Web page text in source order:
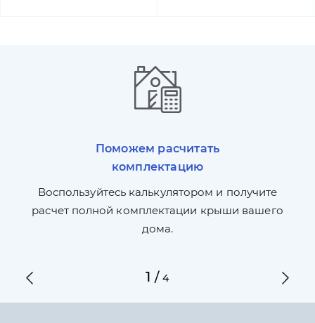
Поможем расчитать
комплектацию
Воспользуйтесь калькулятором и получите
расчет полной комплектации крыши вашего
дома.
1 /4